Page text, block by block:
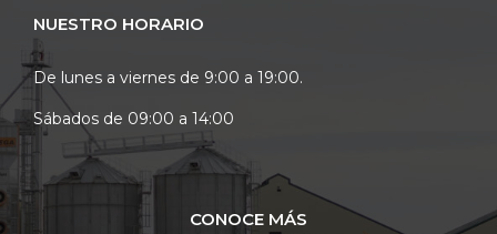
NUESTRO HORARIO
De lunes a viernes de 9:00 a 19:00.
Sábados de 09:00 a 14:00
CONOCE MÁS